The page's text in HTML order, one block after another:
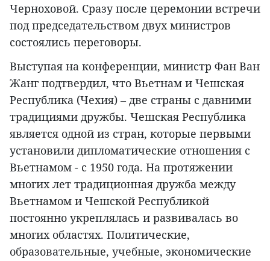
Черноховой. Сразу после церемонии встречи
под председательством двух министров
состоялись переговоры.
Выступая на конференции, министр Фан Ван
Жанг подтвердил, что Вьетнам и Чешская
Республика (Чехия) – две страны с давними
традициями дружбы. Чешская Республика
является одной из стран, которые первыми
установили дипломатические отношения с
Вьетнамом - с 1950 года. На протяжении
многих лет традиционная дружба между
Вьетнамом и Чешской Республикой
постоянно укреплялась и развивалась во
многих областях. Политические,
образовательные, учебные, экономические